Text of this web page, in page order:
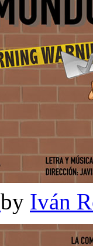
by Iván